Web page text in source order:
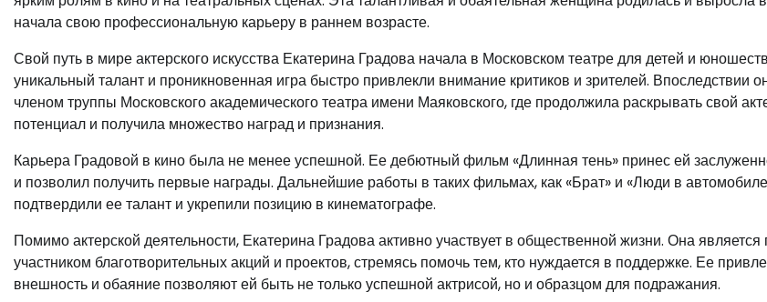
начала свою профессиональную карьеру в раннем возрасте.
Свой путь в мире актерского искусства Екатерина Градова начала в Московском театре для детей и
уникальный талант и проникновенная игра быстро привлекли внимание критиков и зрителей. Впоследствии
членом труппы Московского академического театра имени Маяковского, где продолжила раскрывать свой
потенциал и получила множество наград и признания.
Карьера Градовой в кино была не менее успешной. Ее дебютный фильм «Длинная тень» принес ей
и позволил получить первые награды. Дальнейшие работы в таких фильмах, как «Брат» и «Люди в
подтвердили ее талант и укрепили позицию в кинематографе.
Помимо актерской деятельности, Екатерина Градова активно участвует в общественной жизни. Она
участником благотворительных акций и проектов, стремясь помочь тем, кто нуждается в поддержке. Ее
внешность и обаяние позволяют ей быть не только успешной актрисой, но и образцом для подражания.